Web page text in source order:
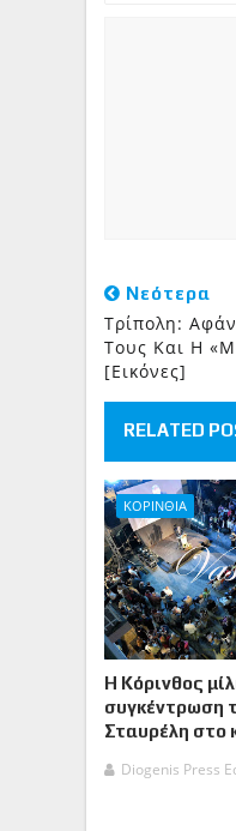
Νεότερα
Τρίπολη:
Τους Και Η
[εικόνες]
RELATED
ΚΟΡΙΝΘΙΑ
Η Κόρινθος
συγκέντρωση
Σταυρέλη στο
Diogenis Press